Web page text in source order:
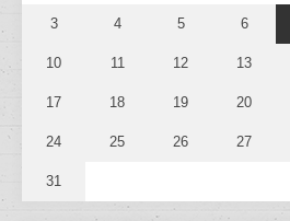
3 4 5 6
10 11 12 13
17 18 19 20
24 25 26 27
31